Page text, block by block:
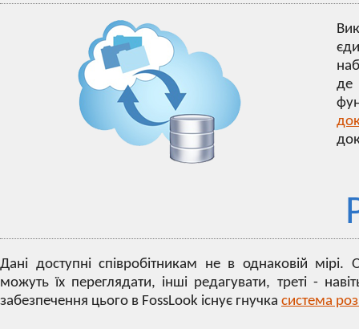
де
Дані доступні співробітникам не в однаковій мірі.
можуть їх переглядати, інші редагувати, треті -
забезпечення цього в FossLook існує гнучка система